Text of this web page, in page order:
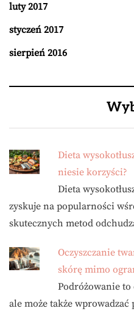
luty 2017
styczeń 2017
sierpień 2016
Dieta
niesie korzyści?
Dieta
zyskuje na popularności
skutecznych metod
Oczyszczanie
skórę mimo
Podróżowanie to
ale może także